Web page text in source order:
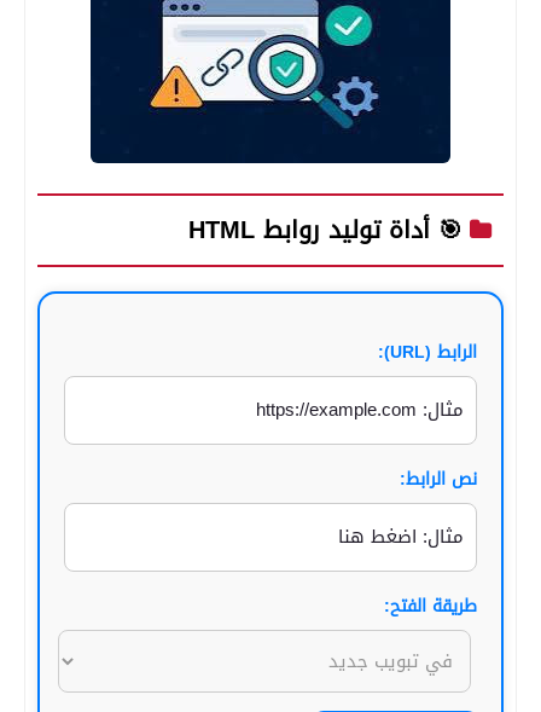
🎯 أداة توليد روابط HTML
الرابط (URL):
نص الرابط:
طريقة الفتح: